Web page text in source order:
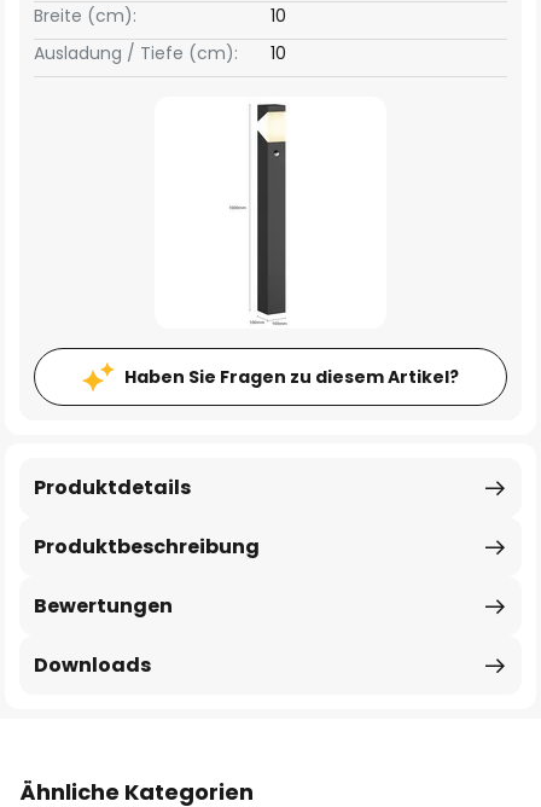
Breite (cm): 10
Ausladung / Tiefe (cm): 10
Haben Sie Fragen zu diesem Artikel?
Produktbeschreibung
Produktdetails
Bewertungen
Downloads
Ähnliche Kategorien